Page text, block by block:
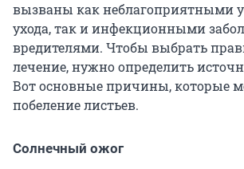
вызваны как неблагоприятными
ухода, так и инфекционными
вредителями. Чтобы выбрать
лечение, нужно определить
Вот основные причины, которые
побеление листьев.
Солнечный ожог